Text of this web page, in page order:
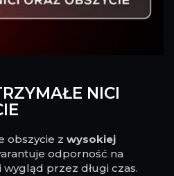
NICI
obszycie z wysokiej
odporność na
przez długi czas.